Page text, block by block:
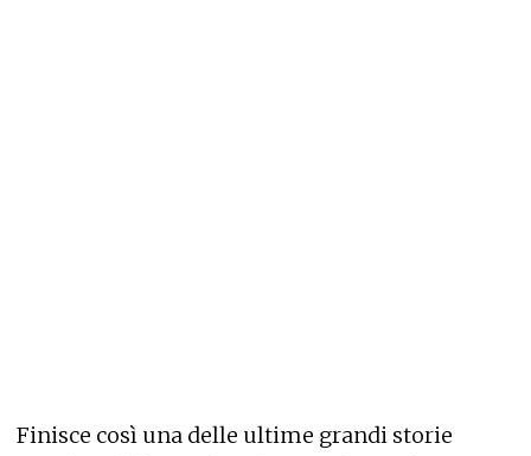
Finisce così una delle ultime grandi storie